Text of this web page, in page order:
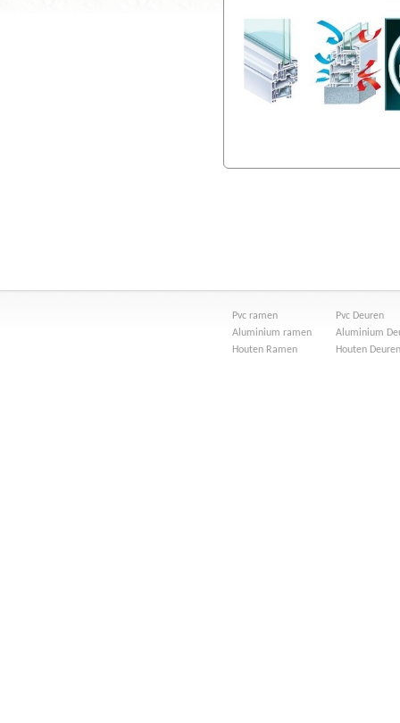
Pvc ramen
Pvc Deuren
Aluminium ramen
Aluminium
Houten Ramen
Houten Deuren